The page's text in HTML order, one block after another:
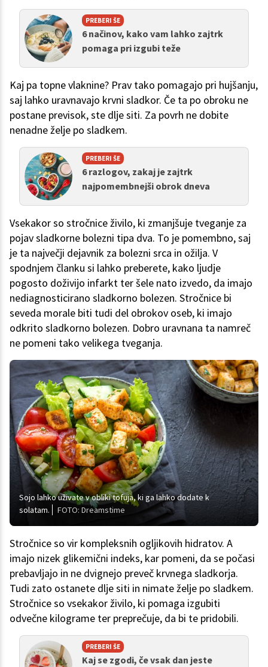
PREBERI ŠE
6 načinov, kako vam lahko zajtrk
pomaga pri izgubi teže
Kaj pa topne vlaknine? Prav tako pomagajo pri hujšanju,
saj lahko uravnavajo krvni sladkor. Če ta po obroku ne
postane previsok, ste dlje siti. Za povrh ne dobite
nenadne želje po sladkem.
PREBERI ŠE
6 razlogov, zakaj je zajtrk
najpomembnejši obrok dneva
Vsekakor so stročnice živilo, ki zmanjšuje tveganje za
pojav sladkorne bolezni tipa dva. To je pomembno, saj
je ta največji dejavnik za bolezni srca in ožilja. V
spodnjem članku si lahko preberete, kako ljudje
pogosto doživijo infarkt ter šele nato izvedo, da imajo
nediagnosticirano sladkorno bolezen. Stročnice bi
seveda morale biti tudi del obrokov oseb, ki imajo
odkrito sladkorno bolezen. Dobro uravnana ta namreč
ne pomeni tako velikega tveganja.
Sojo lahko uživate v obliki tofuja, ki ga lahko dodate k
solatam.
FOTO: Dreamstime
Stročnice so vir kompleksnih ogljikovih hidratov. A
imajo nizek glikemični indeks, kar pomeni, da se počasi
prebavljajo in ne dvignejo preveč krvnega sladkorja.
Tudi zato ostanete dlje siti in nimate želje po sladkem.
Stročnice so vsekakor živilo, ki pomaga izgubiti
odvečne kilograme ter preprečuje, da bi te pridobili.
PREBERI ŠE
Kaj se zgodi, če vsak dan jeste